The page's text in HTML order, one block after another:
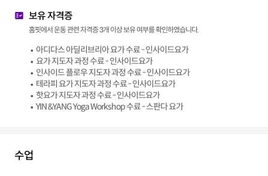
보유 자격증
홈핏에서 운동 관련 자격증 3개 이상 보유 여부를 확인하였습니다.
아디다스 아딜리브리아 요가 수료 - 인사이드요가
요가 지도자 과정 수료 - 인사이드요가
인사이드 플로우 지도자 과정 수료 - 인사이드요가
테라피 요가 지도자 과정 수료 - 인사이드요가
핫요가 지도자 과정 수료 - 인사이드요가
YIN &YANG Yoga Workshop 수료 - 스판다 요가
수업